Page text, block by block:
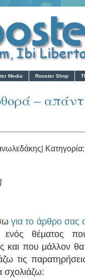
Media Rooster Shop
–
|
για το άρθρο σας
θέματος
και που μάλλον
τις
σχολιάζω: